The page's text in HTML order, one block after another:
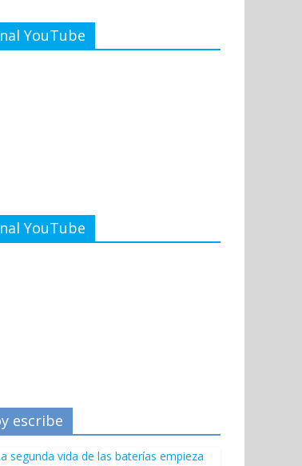
YouTube
YouTube
escribe